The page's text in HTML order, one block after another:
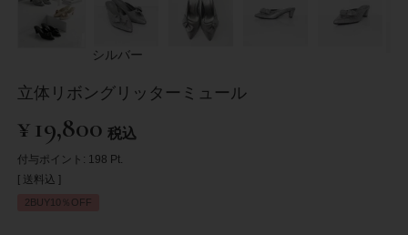
シルバー
立体リボングリッターミュール
¥19,800 税込
付与ポイント: 198 Pt.
送料込
2BUY10％OFF